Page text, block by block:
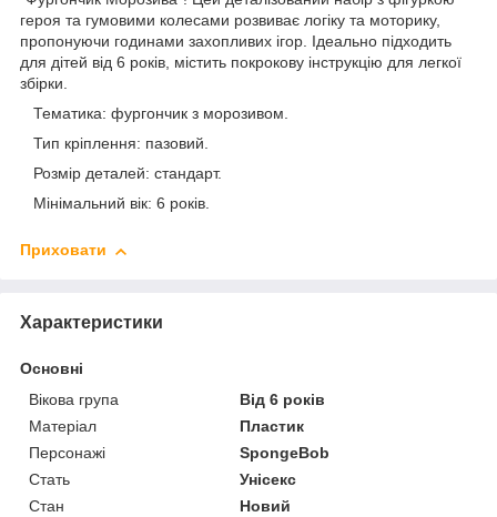
героя та гумовими колесами розвиває логіку та моторику,
пропонуючи годинами захопливих ігор. Ідеально підходить
для дітей від 6 років, містить покрокову інструкцію для легкої
збірки.
Тематика: фургончик з морозивом.
Тип кріплення: пазовий.
Розмір деталей: стандарт.
Мінімальний вік: 6 років.
Приховати
Характеристики
Основні
Вікова група
Від 6 років
Матеріал
Пластик
Персонажі
SpongeBob
Стать
Унісекс
Стан
Новий